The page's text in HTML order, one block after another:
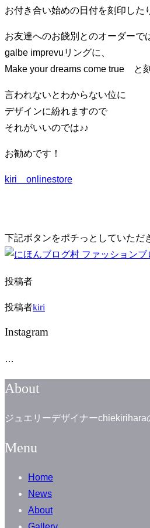
り
え
る
お付き合い始めの日付を刻印した
お友達へのお餞別とのオーダーで
galbe imprevuリングに、
Make your dreams come true と
言われないとわからない位に
デザインに紛れますので
それがいいのでは♪♪
お勧めです！
kiri onlinestore
下記ボタンをポチっとしていただ
投稿者
投稿者kiri
Instagram
…
About
ジュエリーデザイナー
Menu
Home
News
About